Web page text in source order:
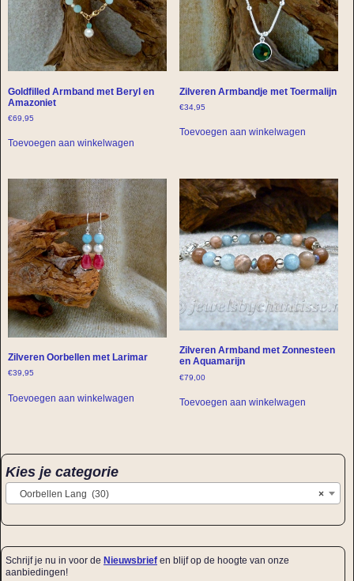
Goldfilled Armband met Beryl en
Amazoniet
€69,95
Toevoegen aan winkelwagen
Zilveren Armbandje met Toermalijn
€34,95
Toevoegen aan winkelwagen
Zilveren Oorbellen met Larimar
€39,95
Toevoegen aan winkelwagen
Zilveren Armband met Zonnesteen
en Aquamarijn
€79,00
Toevoegen aan winkelwagen
Kies je categorie
×
Oorbellen Lang (30)
Schrijf je nu in voor de Nieuwsbrief en blijf op de hoogte van onze
aanbiedingen!